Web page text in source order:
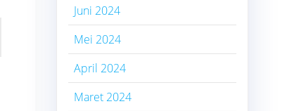
Juni 2024
Mei 2024
April 2024
Maret 2024